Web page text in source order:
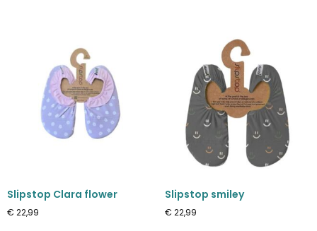
Slipstop Clara flower
€ 22,99
Slipstop smiley
€ 22,99